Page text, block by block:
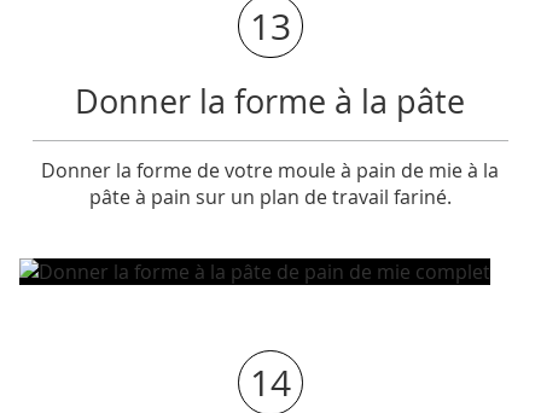
13
Donner la forme à la pâte
Donner la forme de votre moule à pain de mie à la
pâte à pain sur un plan de travail fariné.
14